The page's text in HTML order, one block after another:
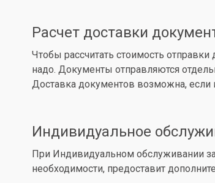
Расчет доставки
Чтобы рассчитать стоимость
надо. Документы отправляются
Доставка документов возможна,
Индивидуальное
При Индивидуальном обслуживании
необходимости, предоставит